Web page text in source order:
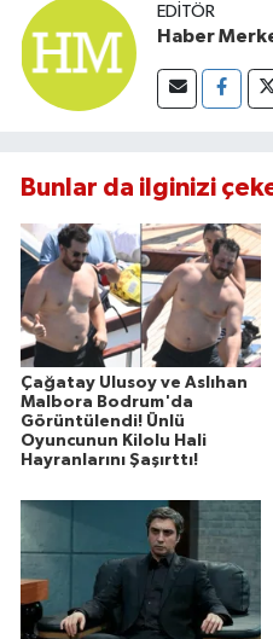
EDITÖR
Haber
Bunlar da ilginizi
Çağatay Ulusoy ve Aslıhan
Malbora Bodrum'da
Görüntülendi! Ünlü
Oyuncunun Kilolu Hali
Hayranlarını Şaşırttı!